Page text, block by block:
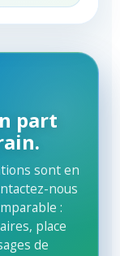
part
sont en
nous
:
place
de